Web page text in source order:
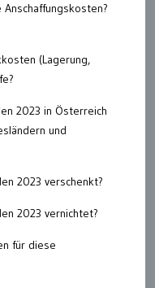
(Lagerung,
2023 in Österreich
und
2023 verschenkt?
2023 vernichtet?
für diese